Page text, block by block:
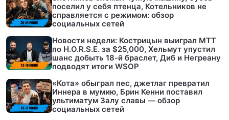
поселил у себя птенца, Котельников не
справляется с режимом: обзор
социальных сетей
Новости недели: Кострицын выиграл МТТ
по H.O.R.S.E. за $25,000, Хельмут упустил
шанс добыть 18-й браслет, Диб и Негреану
подводят итоги WSOP
«Кота» обыграл пес, джетлаг превратил
Иннера в мумию, Брин Кенни поставил
ультиматум Залу славы — обзор
социальных сетей